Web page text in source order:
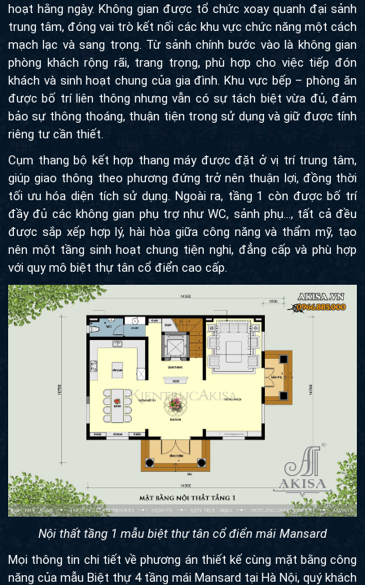
đóng vai trò kết nối các khu vực chức năng một cách mạch lạc
và sang trọng. Từ sảnh chính bước vào là không gian phòng
khách rộng rãi, trang trọng, phù hợp cho việc tiếp đón khách và
sinh hoạt chung của gia đình. Khu vực bếp – phòng ăn được bố
trí liên thông nhưng vẫn có sự tách biệt vừa đủ, đảm bảo sự
thông thoáng, thuận tiện trong sử dụng và giữ được tính riêng tư
cần thiết.
Cụm thang bộ kết hợp thang máy được đặt ở vị trí trung tâm,
giúp giao thông theo phương đứng trở nên thuận lợi, đồng thời tối
ưu hóa diện tích sử dụng. Ngoài ra, tầng 1 còn được bố trí đầy đủ
các không gian phụ trợ như WC, sảnh phụ…, tất cả đều được
sắp xếp hợp lý, hài hòa giữa công năng và thẩm mỹ, tạo nên một
tầng sinh hoạt chung tiện nghi, đẳng cấp và phù hợp với quy mô
biệt thự tân cổ điển cao cấp.
Nội thất tầng 1 mẫu biệt thự tân cổ điển mái Mansard
Mọi thông tin chi tiết về phương án thiết kế cùng mặt bằng công
năng của mẫu Biệt thự 4 tầng mái Mansard tại Hà Nội, quý khách
vui lòng gọi tới hotline 0966885000 để đượcAkisatư vấn và hỗ